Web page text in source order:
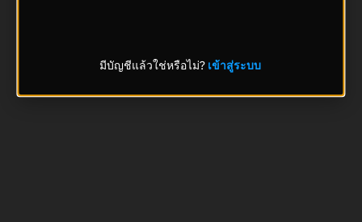
มีบัญชีแล้วใช่หรือไม่? เข้าสู่ระบบ